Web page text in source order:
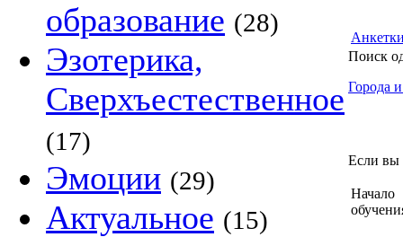
образование (28)
Эзотерика,
Сверхъестественное
(17)
Эмоции (29)
Актуальное (15)
Поиск
Города
Если вы
Начало